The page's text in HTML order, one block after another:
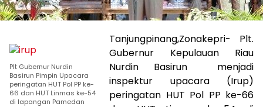
Plt Gubernur Nurdin
Basirun Pimpin Upacara
peringatan HUT Pol PP ke-
66 dan HUT Linmas ke-54
di lapangan Pamedan
Tanjungpinang,Zonakepri- Plt.
Gubernur Kepulauan Riau
Nurdin Basirun menjadi
inspektur upacara (Irup)
peringatan HUT Pol PP ke-66